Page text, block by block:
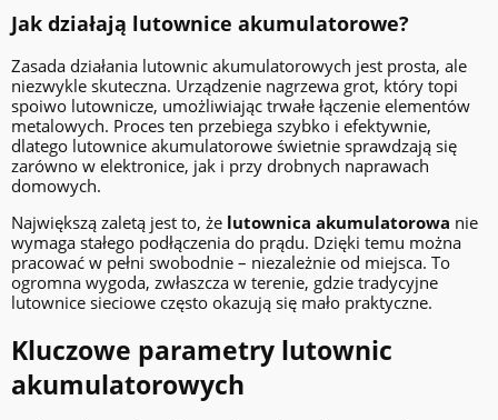
Jak działają lutownice akumulatorowe?
Zasada działania lutownic akumulatorowych jest prosta, ale
niezwykle skuteczna. Urządzenie nagrzewa grot, który topi
spoiwo lutownicze, umożliwiając trwałe łączenie elementów
metalowych. Proces ten przebiega szybko i efektywnie,
dlatego lutownice akumulatorowe świetnie sprawdzają się
zarówno w elektronice, jak i przy drobnych naprawach
domowych.
Największą zaletą jest to, że lutownica akumulatorowa nie
wymaga stałego podłączenia do prądu. Dzięki temu można
pracować w pełni swobodnie – niezależnie od miejsca. To
ogromna wygoda, zwłaszcza w terenie, gdzie tradycyjne
lutownice sieciowe często okazują się mało praktyczne.
Kluczowe parametry lutownic
akumulatorowych